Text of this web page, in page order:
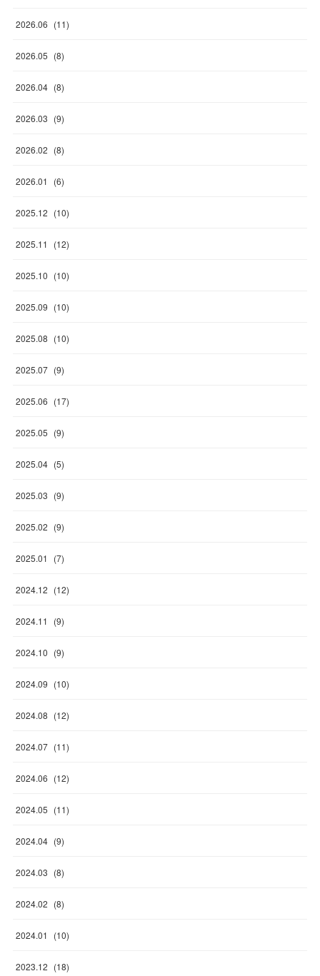
2026.06 (11)
2026.05 (8)
2026.04 (8)
2026.03 (9)
2026.02 (8)
2026.01 (6)
2025.12 (10)
2025.11 (12)
2025.10 (10)
2025.09 (10)
2025.08 (10)
2025.07 (9)
2025.06 (17)
2025.05 (9)
2025.04 (5)
2025.03 (9)
2025.02 (9)
2025.01 (7)
2024.12 (12)
2024.11 (9)
2024.10 (9)
2024.09 (10)
2024.08 (12)
2024.07 (11)
2024.06 (12)
2024.05 (11)
2024.04 (9)
2024.03 (8)
2024.02 (8)
2024.01 (10)
2023.12 (18)